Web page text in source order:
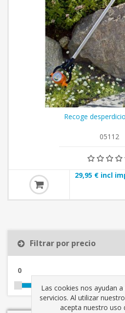
Recoge
05112
Filtrar por precio
0
Las cookies nos ayudan
servicios. Al utilizar
acepta nuestro uso